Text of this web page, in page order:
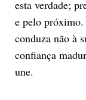
esta verdade;
e pelo próximo.
conduza não à
confiança
une.